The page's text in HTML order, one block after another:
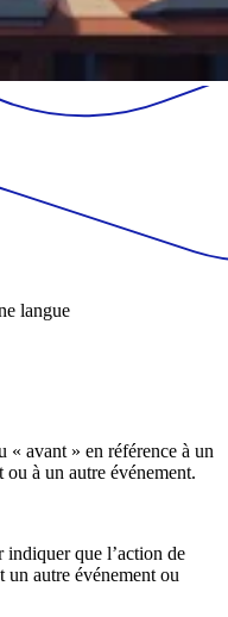
langue
« avant » en référence à un
à un autre événement.
indiquer que l’action de
un autre événement ou